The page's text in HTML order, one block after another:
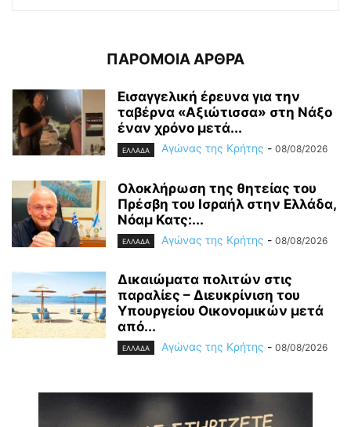
ΠΑΡΟΜΟΙΑ ΑΡΘΡΑ
Εισαγγελική έρευνα για την
ταβέρνα «Αξιώτισσα» στη Νάξο
έναν χρόνο μετά...
ΕΛΛΑΔΑ Αγώνας της Κρήτης - 08/08/2026
Ολοκλήρωση της θητείας του
Πρέσβη του Ισραήλ στην Ελλάδα,
Νόαμ Κατς:...
ΕΛΛΑΔΑ Αγώνας της Κρήτης - 08/08/2026
Δικαιώματα πολιτών στις
παραλίες – Διευκρίνιση του
Υπουργείου Οικονομικών μετά
από...
ΕΛΛΑΔΑ Αγώνας της Κρήτης - 08/08/2026